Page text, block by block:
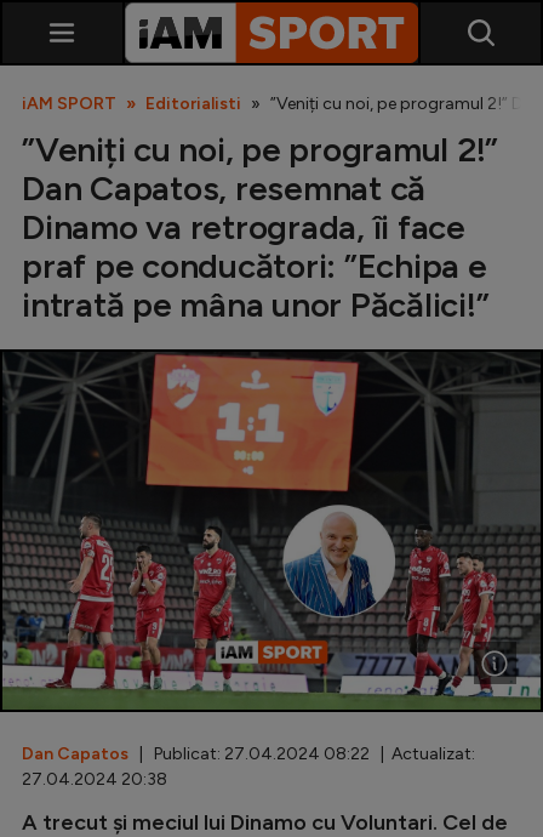
SuperLiga
Liga 2
Cupa României
Echipa Națională
Fotbal feminin
Special
Diverse
Inedit
iAM SPORT Editorialisti ”Veniți cu noi, pe programul 2!”
”Veniți cu noi, pe programul 2!”
Dan Capatos, resemnat că
Dinamo va retrograda, îi face
praf pe conducători: ”Echipa e
intrată pe mâna unor Păcălici!”
Dan Capatos | Publicat: 27.04.2024 08:22 | Actualizat:
27.04.2024 20:38
A trecut și meciul lui Dinamo cu Voluntari. Cel de